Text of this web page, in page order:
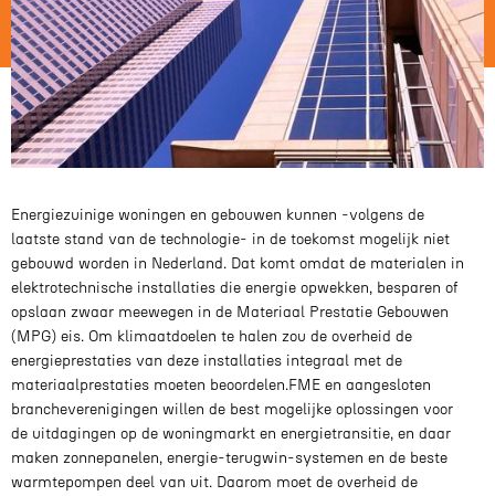
Energiezuinige woningen en gebouwen kunnen -volgens de
laatste stand van de technologie- in de toekomst mogelijk niet
gebouwd worden in Nederland. Dat komt omdat de materialen in
elektrotechnische installaties die energie opwekken, besparen of
opslaan zwaar meewegen in de Materiaal Prestatie Gebouwen
(MPG) eis. Om klimaatdoelen te halen zou de overheid de
energieprestaties van deze installaties integraal met de
materiaalprestaties moeten beoordelen.FME en aangesloten
brancheverenigingen willen de best mogelijke oplossingen voor
de uitdagingen op de woningmarkt en energietransitie, en daar
maken zonnepanelen, energie-terugwin-systemen en de beste
warmtepompen deel van uit. Daarom moet de overheid de